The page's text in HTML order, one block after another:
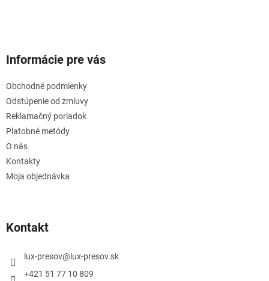
Informácie pre vás
Obchodné podmienky
Odstúpenie od zmluvy
Reklamačný poriadok
Platobné metódy
O nás
Kontakty
Moja objednávka
Kontakt
lux-presov@ lux-presov.sk
+421 51 77 10 809